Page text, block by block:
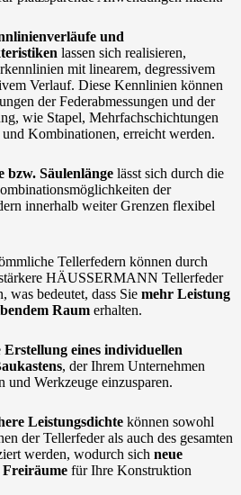
und
lassen sich realisieren,
mit linearem, degressivem
Verlauf. Diese Kennlinien können
der Federabmessungen und der
wie Stapel, Mehrfachschichtungen
und Kombinationen, erreicht werden.
bzw. Säulenlänge lässt sich durch die
der
innerhalb weiter Grenzen flexibel
Tellerfedern können durch
HÄUSSERMANN Tellerfeder
was bedeutet, dass Sie mehr Leistung
Raum erhalten.
Erstellung eines individuellen
, der Ihrem Unternehmen
und Werkzeuge einzusparen.
Leistungsdichte können sowohl
der Tellerfeder als auch des gesamten
werden, wodurch sich neue
für Ihre Konstruktion